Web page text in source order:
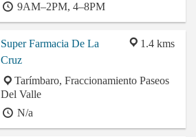
9AM–2PM, 4–8PM
1.4 kms
Super Farmacia De La
Cruz
Tarímbaro, Fraccionamiento Paseos
Del Valle
N/a